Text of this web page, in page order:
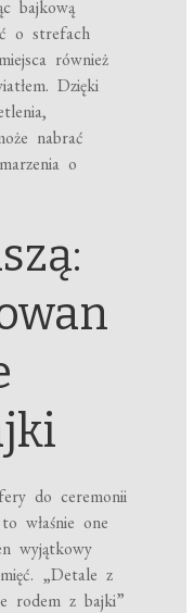
bajkową
o strefach
również
Dzięki
nabrać
o
do ceremonii
właśnie one
wyjątkowy
„Detale z
rodem z bajki”